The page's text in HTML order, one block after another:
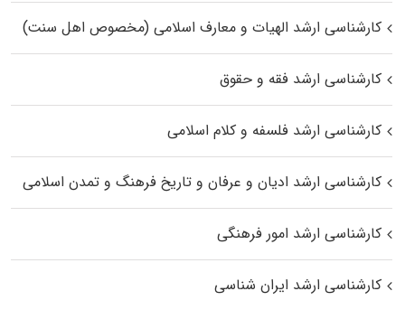
کارشناسی ارشد الهیات و معارف اسلامی (مخصوص اهل سنت)
کارشناسی ارشد فقه و حقوق
کارشناسی ارشد فلسفه و کلام اسلامی
کارشناسی ارشد ادیان و عرفان و تاریخ فرهنگ و تمدن اسلامی
کارشناسی ارشد امور فرهنگی
کارشناسی ارشد ایران شناسی